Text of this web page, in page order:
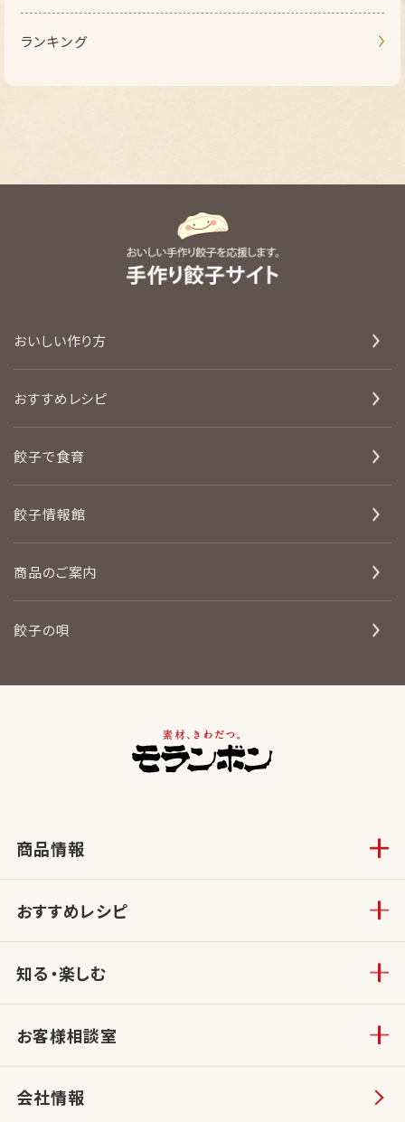
ランキング
おいしい作り方
おすすめレシピ
餃子で食育
餃子情報館
商品のご案内
餃子の唄
商品情報
おすすめレシピ
知る・楽しむ
お客様相談室
会社情報